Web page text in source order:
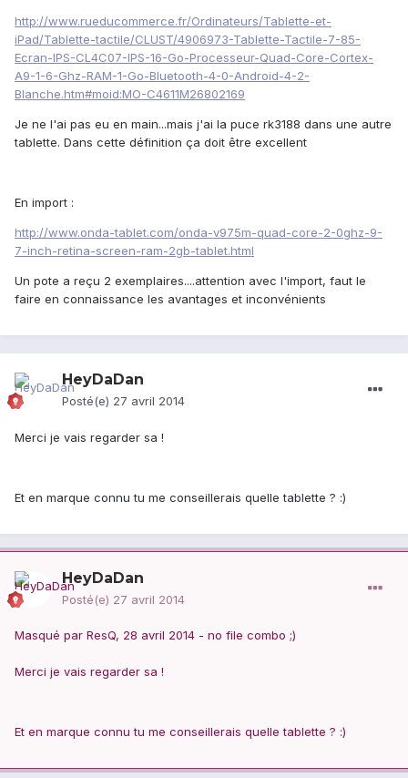
http://www.rueducommerce.fr/Ordinateurs/Tablette-et-
iPad/Tablette-tactile/CLUST/4906973-Tablette-Tactile-7-85-
Ecran-IPS-CL4C07-IPS-16-Go-Processeur-Quad-Core-Cortex-
A9-1-6-Ghz-RAM-1-Go-Bluetooth-4-0-Android-4-2-
Blanche.htm#moid:MO-C4611M26802169
Je ne l'ai pas eu en main...mais j'ai la puce rk3188 dans une autre
tablette. Dans cette définition ça doit être excellent
En import :
http://www.onda-tablet.com/onda-v975m-quad-core-2-0ghz-9-
7-inch-retina-screen-ram-2gb-tablet.html
Un pote a reçu 2 exemplaires....attention avec l'import, faut le
faire en connaissance les avantages et inconvénients
HeyDaDan
Posté(e) 27 avril 2014
Merci je vais regarder sa !
Et en marque connu tu me conseillerais quelle tablette ? :)
HeyDaDan
Posté(e) 27 avril 2014
Masqué par ResQ, 28 avril 2014 - no file combo ;)
Merci je vais regarder sa !
Et en marque connu tu me conseillerais quelle tablette ? :)